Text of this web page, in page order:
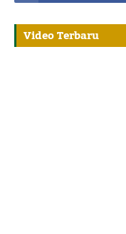
Video Terbaru